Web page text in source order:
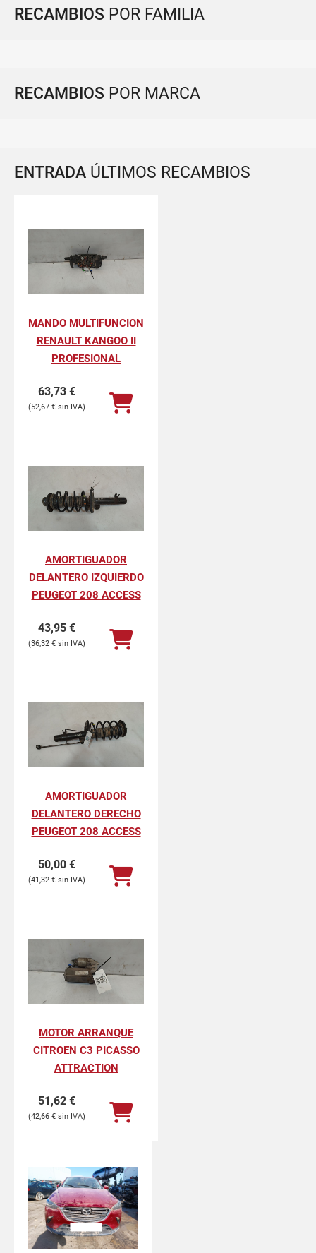
RECAMBIOS POR FAMILIA
RECAMBIOS POR MARCA
ENTRADA ÚLTIMOS RECAMBIOS
MANDO MULTIFUNCION
RENAULT KANGOO II
PROFESIONAL
63,73 €
52,67 €
AMORTIGUADOR
DELANTERO IZQUIERDO
PEUGEOT 208 ACCESS
43,95 €
36,32 €
AMORTIGUADOR
DELANTERO DERECHO
PEUGEOT 208 ACCESS
50,00 €
41,32 €
MOTOR ARRANQUE
CITROEN C3 PICASSO
ATTRACTION
51,62 €
42,66 €